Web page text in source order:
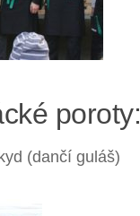
poroty:
(dančí guláš)